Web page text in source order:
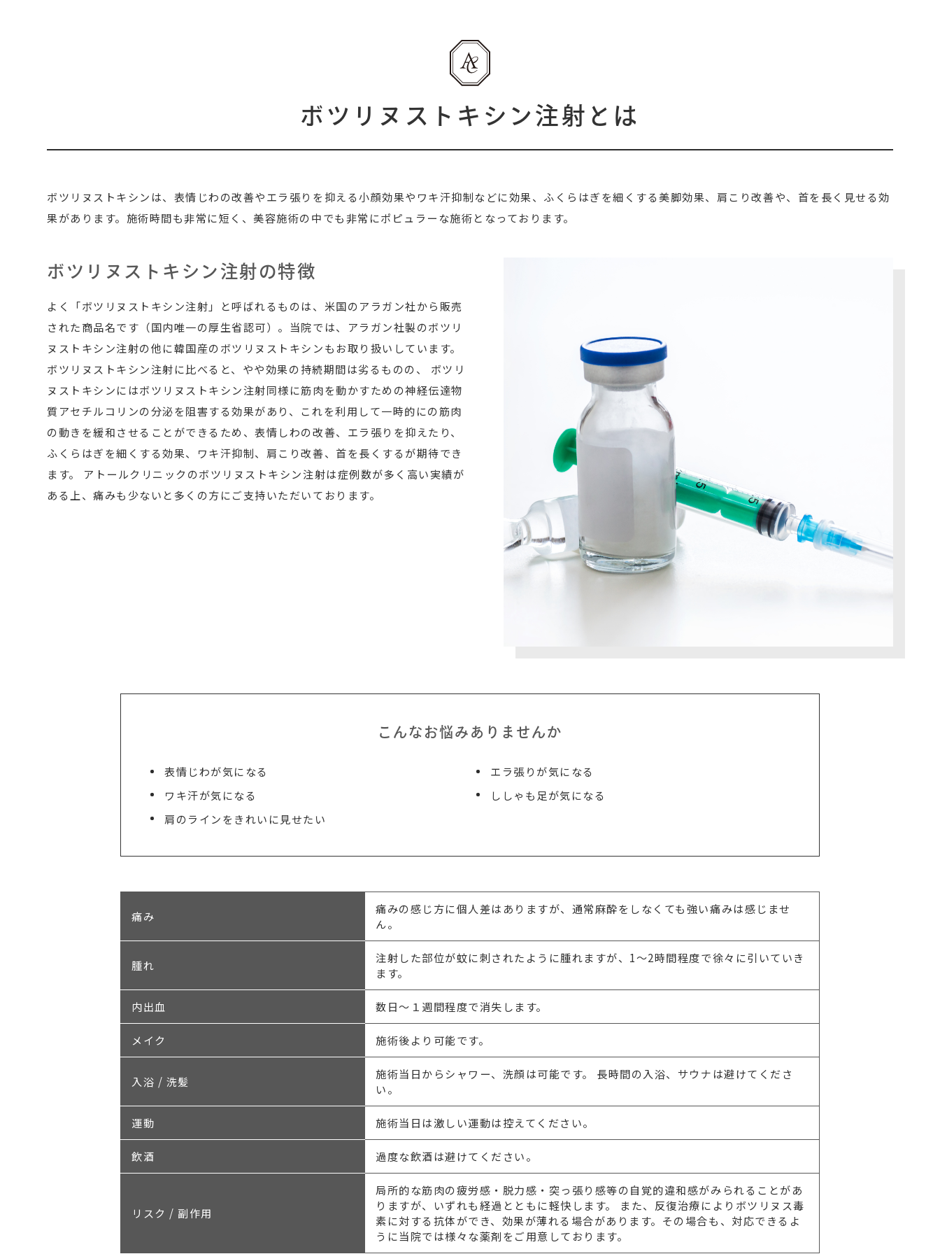
ボツリヌストキシン注射とは
ボツリヌストキシンは、表情じわの改善やエラ張りを抑える小顔効果やワキ汗抑制などに効果、ふくらはぎを細くする美脚効果、肩こり改善や、首を長く見せる効
果があります。施術時間も非常に短く、美容施術の中でも非常にポピュラーな施術となっております。
ボツリヌストキシン注射の特徴
よく「ボツリヌストキシン注射 」と呼ばれるものは、米国のアラガン社から販売
された商品名です（国内唯一の厚生省認可）。当院では、アラガン社製のボツリ
ヌストキシン注射の他に韓国産のボツリヌストキシンもお取り扱いしています。
ボツリヌストキシン注射に比べると、やや効果の持続期間は劣るものの、 ボツリ
ヌストキシンにはボツリヌストキシン注射同様に筋肉を動かすための神経伝達物
質アセチルコリンの分泌を阻害する効果があり、これを利用して一時的にの筋肉
の動きを緩和させることができるため、表情しわの改善、エラ張りを抑えたり、
ふくらはぎを細くする効果、ワキ汗抑制、肩こり改善、首を長くするが期待でき
ます。 アトールクリニックのボツリヌストキシン注射は症例数が多く高い実績が
ある上、痛みも少ないと多くの方にご支持いただいております。
こんなお悩みありませんか
表情じわが気になる
エラ張りが気になる
ワキ汗が気になる
ししゃも足が気になる
肩のラインをきれいに見せたい
痛み
痛みの感じ方に個人差はありますが、通常麻酔をしなくても強い痛みは感じませ
ん。
腫れ
注射した部位が蚊に刺されたように腫れますが、1～2時間程度で徐々に引いていき
ます。
内出血 数日～１週間程度で消失します。
メイク 施術後より可能です。
入浴 / 洗髪
施術当日からシャワー、洗顔は可能です。 長時間の入浴、サウナは避けてくださ
い。
運動 施術当日は激しい運動は控えてください。
飲酒 過度な飲酒は避けてください。
リスク / 副作用
局所的な筋肉の疲労感・脱力感・突っ張り感等の自覚的違和感がみられることがあ
りますが、いずれも経過とともに軽快します。 また、反復治療によりボツリヌス毒
素に対する抗体ができ、効果が薄れる場合があります。その場合も、対応できるよ
うに当院では様々な薬剤をご用意しております。